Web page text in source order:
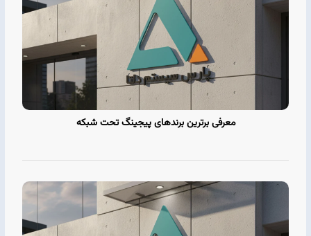
معرفی برترین برندهای پیجینگ تحت شبکه